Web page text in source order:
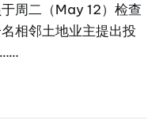
周二（May 12）检查
相邻土地业主提出投